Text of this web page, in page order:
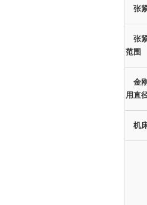
张
张
范围
金
用直
机